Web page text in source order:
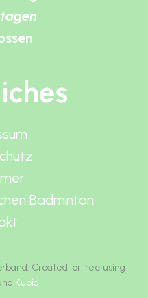
Badminton
Created for free using
Kubio